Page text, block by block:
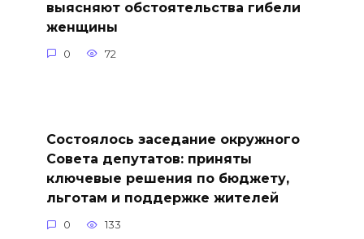
выясняют обстоятельства гибели
женщины
0 72
Состоялось заседание окружного
Совета депутатов: приняты
ключевые решения по бюджету,
льготам и поддержке жителей
0 133